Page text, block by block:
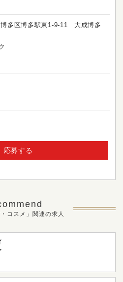
多区博多駅東1‐9-11 大成博多
応募する
コスメ」関連の求人